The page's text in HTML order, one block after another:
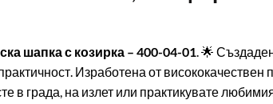
шапка с козирка – 400-04-01. 🌟
Изработена от висококачествен
града, на излет или практикувате любимия